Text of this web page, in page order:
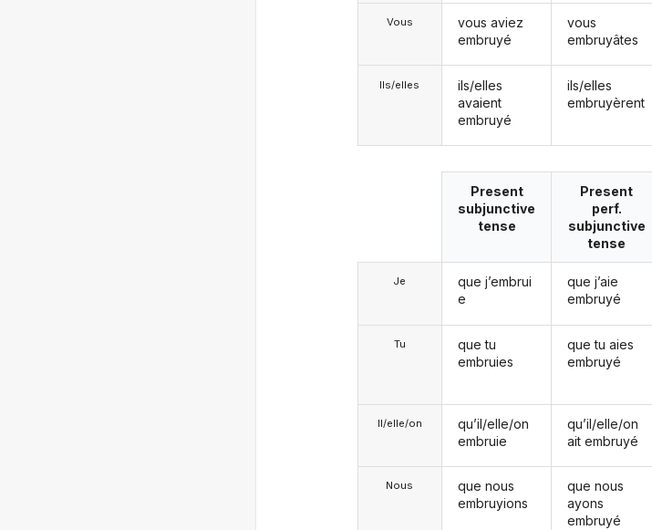
Vous
Ils/elles
vous aviez
embruyé
ils/elles
avaient
embruyé
vous
embruyâtes
ils/elles
embruyèrent
Je
Tu
Il/elle/on
Nous
Present
subjunctive
tense
que j’embrui
e
que tu
embruies
qu’il/elle/on
embruie
que nous
embruyions
Present
perf.
subjunctive
tense
que j’aie
embruyé
que tu aies
embruyé
qu’il/elle/on
ait embruyé
que nous
ayons
embruyé